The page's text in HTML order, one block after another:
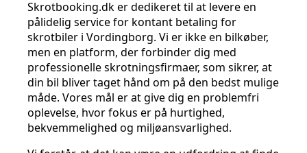
Skrotbooking.dk er dedikeret til at levere en
pålidelig service for kontant betaling for
skrotbiler i Vordingborg. Vi er ikke en bilkøber,
men en platform, der forbinder dig med
professionelle skrotningsfirmaer, som sikrer, at
din bil bliver taget hånd om på den bedst mulige
måde. Vores mål er at give dig en problemfri
oplevelse, hvor fokus er på hurtighed,
bekvemmelighed og miljøansvarlighed.